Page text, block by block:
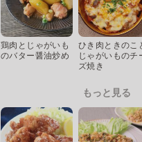
鶏肉とじゃがいも
のバター醤油炒め
ひき肉ときのこ
じゃがいものチ
ズ焼き
もっと見る